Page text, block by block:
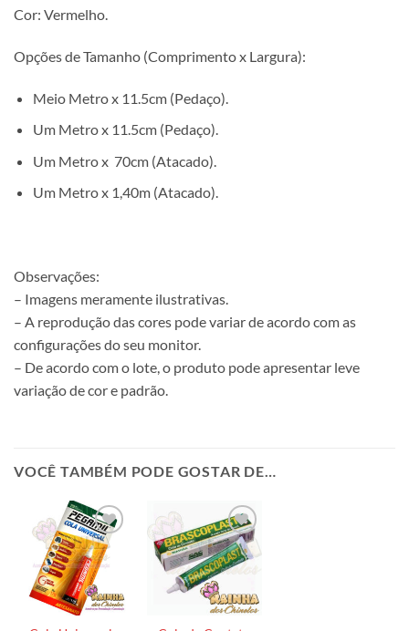
Cor: Vermelho.
Opções de Tamanho (Comprimento x Largura):
Meio Metro x 11.5cm (Pedaço).
Um Metro x 11.5cm (Pedaço).
Um Metro x 70cm (Atacado).
Um Metro x 1,40m (Atacado).
Observações:
– Imagens meramente ilustrativas.
– A reprodução das cores pode variar de acordo com as
configurações do seu monitor.
– De acordo com o lote, o produto pode apresentar leve
variação de cor e padrão.
VOCÊ TAMBÉM PODE GOSTAR DE…